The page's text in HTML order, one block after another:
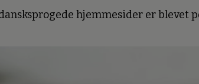
hjemmesider er